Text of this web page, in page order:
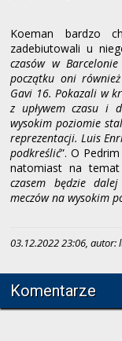
Koeman bardzo
zadebiutowali u
czasów w
początku oni
Gavi 16. Pokazali w
z upływem czasu i
wysokim poziomie
reprezentacji. Luis
podkreślić”. O
natomiast na temat
czasem będzie
meczów na wysokim
03.12.2022 23:06, autor:
Komentarze